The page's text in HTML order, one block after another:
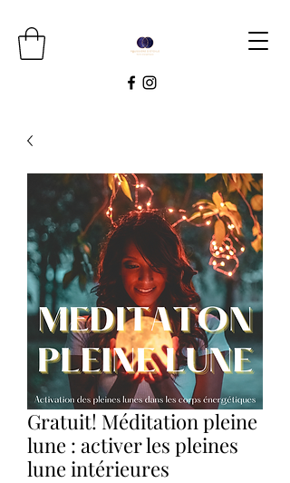
Gratuit! Méditation pleine
lune : activer les pleines
lune intérieures